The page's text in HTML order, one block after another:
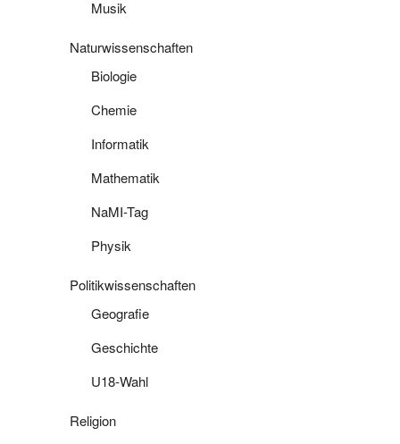
Musik
Naturwissenschaften
Biologie
Chemie
Informatik
Mathematik
NaMI-Tag
Physik
Politikwissenschaften
Geografie
Geschichte
U18-Wahl
Religion